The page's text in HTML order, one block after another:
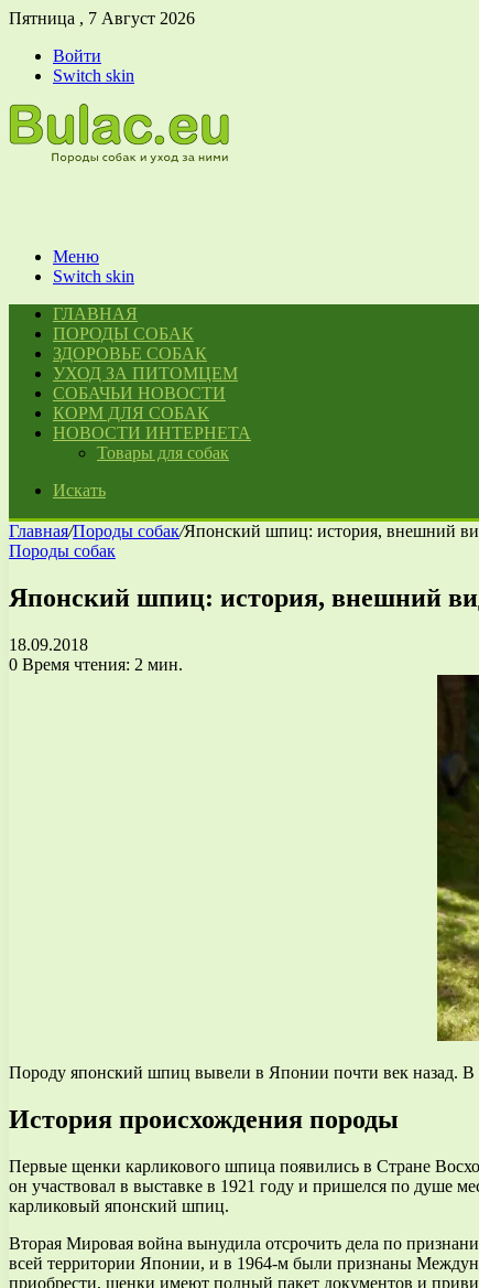
Пятница , 7 Август 2026
Войти
Switch skin
Меню
Switch skin
ГЛАВНАЯ
ПОРОДЫ СОБАК
ЗДОРОВЬЕ СОБАК
УХОД ЗА ПИТОМЦЕМ
СОБАЧЬИ НОВОСТИ
КОРМ ДЛЯ СОБАК
НОВОСТИ ИНТЕРНЕТА
Товары для собак
Искать
Главная/Породы собак/Японский шпиц: история, внешний
Породы собак
Японский шпиц: история, внешний
18.09.2018
0 Время чтения: 2 мин.
Породу японский шпиц вывели в Японии почти век назад. В
История происхождения породы
Первые щенки карликового шпица появились в Стране
он участвовал в выставке в 1921 году и пришелся по душе
карликовый японский шпиц.
Вторая Мировая война вынудила отсрочить дела по
всей территории Японии, и в 1964-м были признаны
приобрести, щенки имеют полный пакет документов и